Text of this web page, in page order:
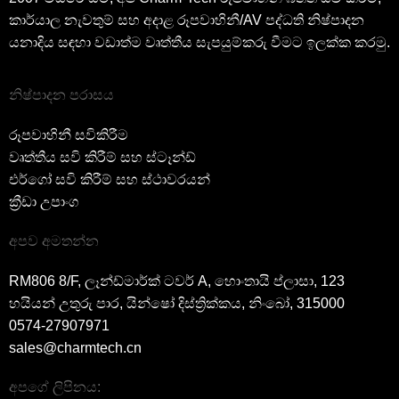
කාර්යාල නැවතුම් සහ අදාළ රූපවාහිනී/AV පද්ධති නිෂ්පාදන
යනාදිය සඳහා වඩාත්ම වෘත්තීය සැපයුම්කරු වීමට ඉලක්ක කරමු.
නිෂ්පාදන පරාසය
රූපවාහිනී සවිකිරීම
වෘත්තීය සවි කිරීම් සහ ස්ටෑන්ඩ්
එර්ගෝ සවි කිරීම් සහ ස්ථාවරයන්
ක්‍රීඩා උපාංග
අපව අමතන්න
RM806 8/F, ලෑන්ඩ්මාර්ක් ටවර් A, හොංතායි ප්ලාසා, 123
හයියන් උතුරු පාර, යින්ෂෝ දිස්ත්‍රික්කය, නිංබෝ, 315000
0574-27907971
sales@charmtech.cn
අපගේ ලිපිනය: